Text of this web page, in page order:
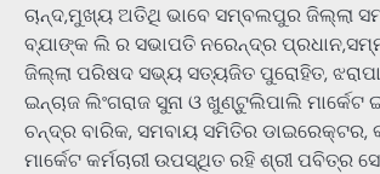
ଚାନ୍ଦ,ମୁଖ୍ୟ ଅତିଥି ଭାବେ ସମ୍ବଲପୁର ଜିଲ୍ଲା
ବ୍ଯାଙ୍କ ଲି ର ସଭାପତି ନରେନ୍ଦ୍ର
ଜିଲ୍ଲା ପରିଷଦ ସଭ୍ୟ ସତ୍ୟଜିତ ପୁରୋହିତ,
ଇନ୍ଚାଜ ଲିଂଗରାଜ ସୁନା ଓ ଖୁଣ୍ଟୁଲିପାଲି ମାର୍କେଟ
ଚନ୍ଦ୍ର ବାରିକ, ସମବାୟ ସମିତିର ଡାଇରେକ୍ଟର,
ମାର୍କେଟ କର୍ମଚାରୀ ଉପସ୍ଥିତ ରହି ଶ୍ରୀ ପବିତ୍ର